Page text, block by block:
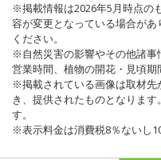
※掲載情報は2026年5月時点の
容が変更となっている場合が
ください。
※自然災害の影響やその他諸事
営業時間、植物の開花・見頃期
※掲載されている画像は取材先
き、提供されたものとなりま
す。
※表示料金は消費税8％ないし